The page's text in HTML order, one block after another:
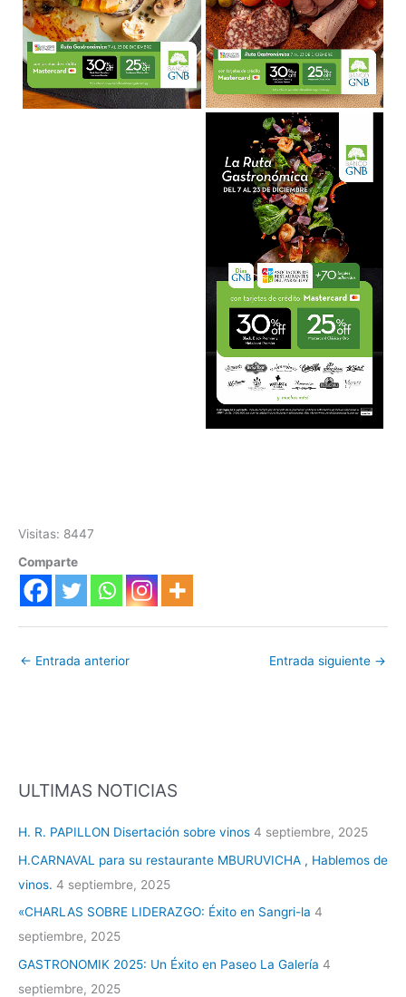
Visitas: 8447
Comparte
← Entrada anterior Entrada siguiente →
ULTIMAS NOTICIAS
H. R. PAPILLON Disertación sobre vinos 4 septiembre, 2025
H.CARNAVAL para su restaurante MBURUVICHA , Hablemos de
vinos. 4 septiembre, 2025
«CHARLAS SOBRE LIDERAZGO: Éxito en Sangri-la 4
septiembre, 2025
GASTRONOMIK 2025: Un Éxito en Paseo La Galería 4
septiembre, 2025